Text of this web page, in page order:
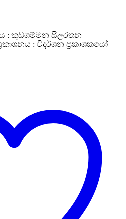
: කුඩගම්මන සීලරතන –
ප්‍රකාශනය : විදර්ශන ප්‍රකාශකයෝ –